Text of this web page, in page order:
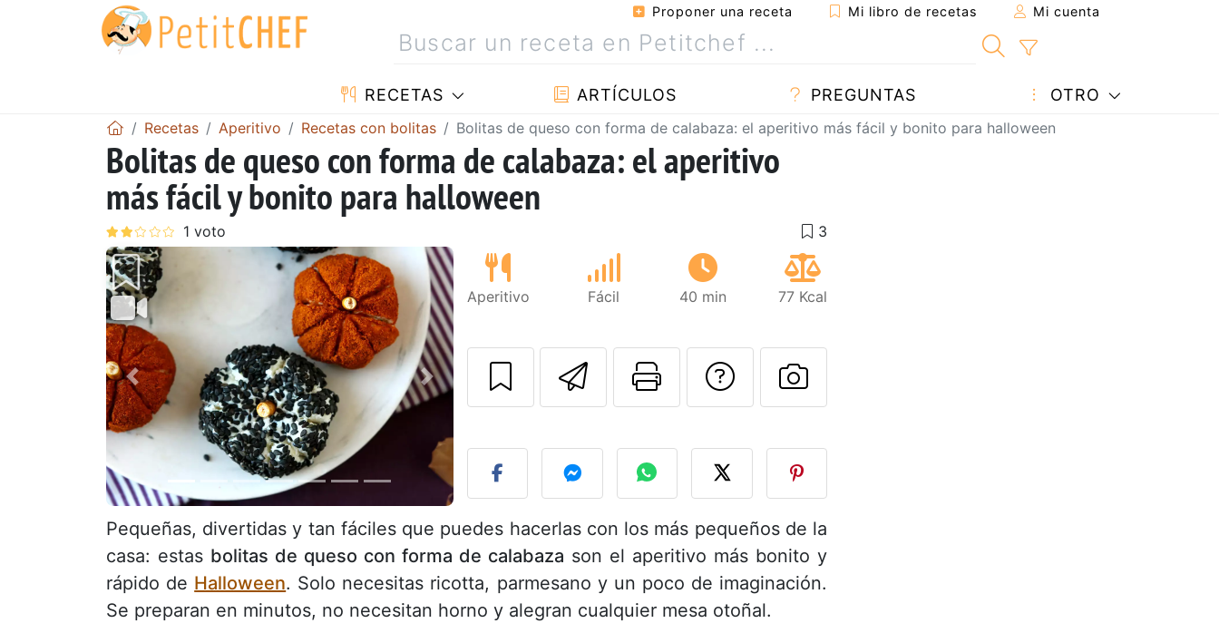
Proponer una receta Mi libro de recetas Mi cuenta
RECETAS ARTÍCULOS PREGUNTAS OTRO
Recetas Aperitivo Recetas con bolitas Bolitas de queso con forma de calabaza: el aperitivo más fácil y bonito para halloween
Bolitas de queso con forma de calabaza: el aperitivo
más fácil y bonito para halloween
Anterior Siguiente
Aperitivo Fácil 40 min 77 Kcal
Enviar esta receta a un amigo
Imprimir esta página
Preguntar al autor
Publicar la foto de esta receta
Pequeñas, divertidas y tan fáciles que puedes hacerlas con los más pequeños de la
casa: estas bolitas de queso con forma de calabaza son el aperitivo más bonito y
rápido de Halloween. Solo necesitas ricotta, parmesano y un poco de imaginación.
Se preparan en minutos, no necesitan horno y alegran cualquier mesa otoñal.